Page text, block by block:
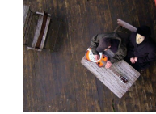
M
o
r
e